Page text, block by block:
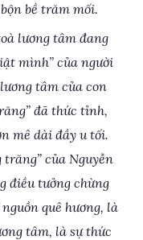
bề trăm mối.
lương tâm đang
mình” của người
tâm của con
đã thức tỉnh,
mê dài đầy u tối.
trăng” của Nguyễn
điều tưởng chừng
quê hương, là
tâm, là sự thức